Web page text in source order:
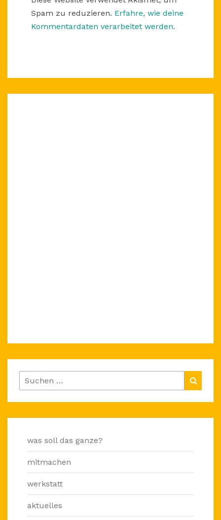
Spam zu reduzieren. Erfahre, wie deine
Kommentardaten verarbeitet werden.
Suchen
nach:
was soll das ganze?
mitmachen
werkstatt
aktuelles